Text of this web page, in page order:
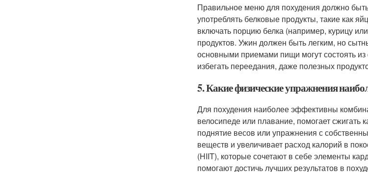
Правильное меню для похудения должно
употреблять белковые продукты, такие как
включать порцию белка (например, курицу
продуктов. Ужин должен быть легким, но
основными приемами пищи могут состоять
избегать переедания, даже полезных
5. Какие физические упражнения
Для похудения наиболее эффективны
велосипеде или плавание, помогает
поднятие весов или упражнения с
веществ и увеличивает расход калорий в
(HIIT), которые сочетают в себе элементы
помогают достичь лучших результатов в